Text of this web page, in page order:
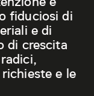
fiduciosi di
e di
di crescita
e le